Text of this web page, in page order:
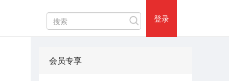
登录
会员专享